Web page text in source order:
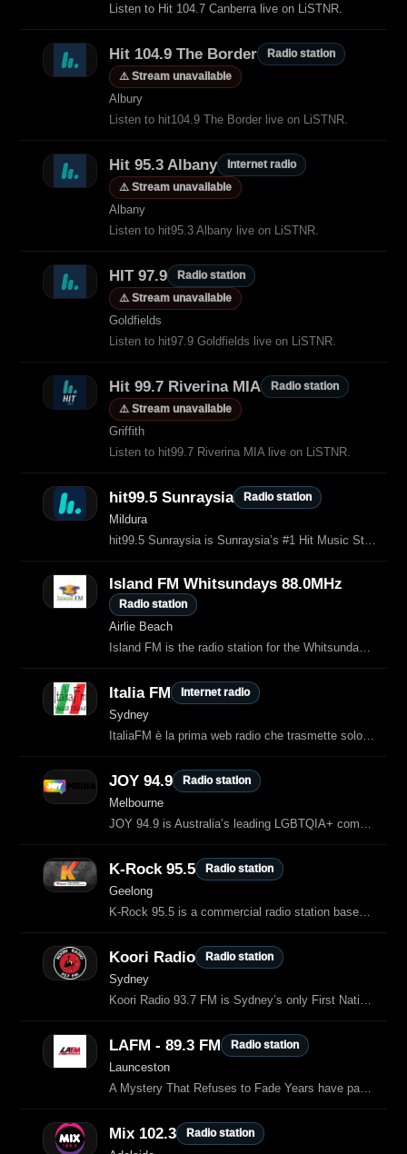
Listen to Hit 104.7 Canberra live on LiSTNR.
Hit 104.9 The Border
Radio station
⚠️ Stream unavailable
Albury
Listen to hit104.9 The Border live on LiSTNR.
Hit 95.3 Albany
Internet radio
⚠️ Stream unavailable
Albany
Listen to hit95.3 Albany live on LiSTNR.
HIT 97.9
Radio station
⚠️ Stream unavailable
Goldfields
Listen to hit97.9 Goldfields live on LiSTNR.
Hit 99.7 Riverina MIA
Radio station
⚠️ Stream unavailable
Griffith
Listen to hit99.7 Riverina MIA live on LiSTNR.
hit99.5 Sunraysia Radio station
Mildura
hit99.5 Sunraysia is Sunraysia’s #1 Hit Music Station, part of the Hit Network
Island FM Whitsundays 88.0MHz
Radio station
Airlie Beach
Island FM is the radio station for the Whitsundays, bringing local info, weather, tourism activities and a great mix of music.
Italia FM Internet radio
Sydney
ItaliaFM è la prima web radio che trasmette solo musica italiana dal 2004.
JOY 94.9 Radio station
Melbourne
JOY 94.9 is Australia’s leading LGBTQIA+ community radio station, broadcasting
K-Rock 95.5 Radio station
Geelong
K-Rock 95.5 is a commercial radio station based in Geelong, Australia.
Koori Radio Radio station
Sydney
Koori Radio 93.7 FM is Sydney’s only First Nations radio station, broadcasting 24/7 from Redfern.
LAFM - 89.3 FM Radio station
Launceston
A Mystery That Refuses to Fade Years have passed since Malaysia Airlines Flight MH370 disappeared, yet the world has never...
Mix 102.3 Radio station